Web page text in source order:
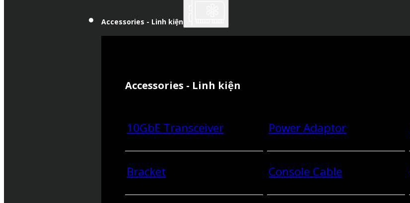
Accessories - Linh kiện
Accessories - Linh kiện
10GbE Transceiver Power Adaptor
Bracket Console Cable